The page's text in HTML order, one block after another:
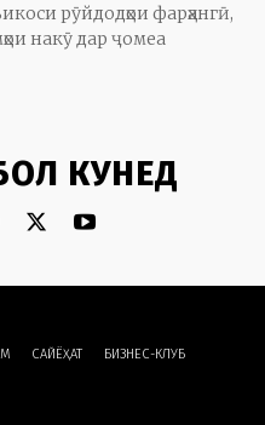
рӯйдодҳои фарҳангӣ,
накӯ дар ҷомеа
КУНЕД
CАЙЁҲАТ БИЗНЕС-КЛУБ